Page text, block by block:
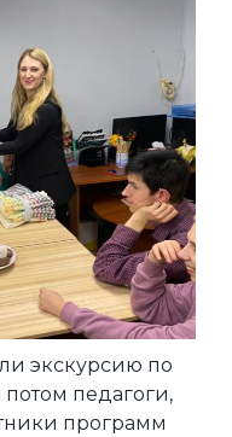
экскурсию по
педагоги,
программ